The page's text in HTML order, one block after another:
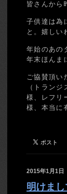
皆さんから
子供達は為
と。嬉しい
年始のあの
年末ほんま
ご協賛頂い
（トラン
様、レフリ
様、本当に
2015年1月1日
明けまし